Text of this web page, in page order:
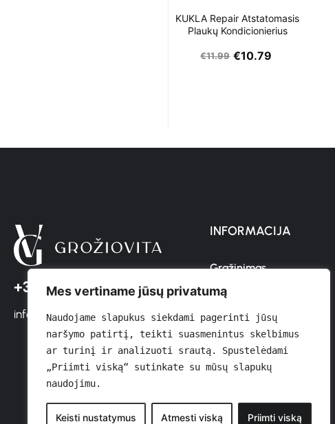
Mes vertiname jūsų privatumą
Naudojame slapukus siekdami pagerinti jūsų
naršymo patirtį, teikti suasmenintus skelbimus
ar turinį ir analizuoti srautą. Spustelėdami
„Priimti viską“ sutinkate su mūsų slapukų
naudojimu.
Keisti nustatymus Atmesti viską Priimti viską
KUKLA Repair Atstatomasis
Plaukų Kondicionierius
€11.99 €10.79
+37064611366
info@groziovita.lt
INFORMACIJA
Grąžinimas
Pristatymas
Sąlygos ir Nuostatos
Privatumo Politika
Kontaktai